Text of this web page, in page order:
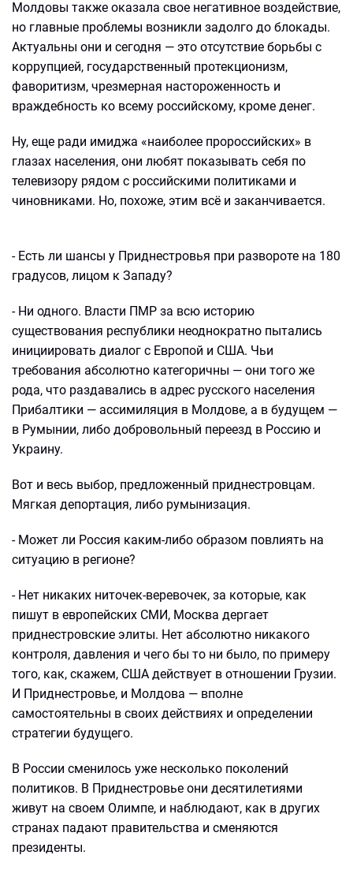
Молдовы также оказала свое негативное воздействие,
но главные проблемы возникли задолго до блокады.
Актуальны они и сегодня — это отсутствие борьбы с
коррупцией, государственный протекционизм,
фаворитизм, чрезмерная настороженность и
враждебность ко всему российскому, кроме денег.
Ну, еще ради имиджа «наиболее пророссийских» в
глазах населения, они любят показывать себя по
телевизору рядом с российскими политиками и
чиновниками. Но, похоже, этим всё и заканчивается.
- Есть ли шансы у Приднестровья при развороте на 180
градусов, лицом к Западу?
- Ни одного. Власти ПМР за всю историю
существования республики неоднократно пытались
инициировать диалог с Европой и США. Чьи
требования абсолютно категоричны — они того же
рода, что раздавались в адрес русского населения
Прибалтики — ассимиляция в Молдове, а в будущем —
в Румынии, либо добровольный переезд в Россию и
Украину.
Вот и весь выбор, предложенный приднестровцам.
Мягкая депортация, либо румынизация.
- Может ли Россия каким-либо образом повлиять на
ситуацию в регионе?
- Нет никаких ниточек-веревочек, за которые, как
пишут в европейских СМИ, Москва дергает
приднестровские элиты. Нет абсолютно никакого
контроля, давления и чего бы то ни было, по примеру
того, как, скажем, США действует в отношении Грузии.
И Приднестровье, и Молдова — вполне
самостоятельны в своих действиях и определении
стратегии будущего.
В России сменилось уже несколько поколений
политиков. В Приднестровье они десятилетиями
живут на своем Олимпе, и наблюдают, как в других
странах падают правительства и сменяются
президенты.